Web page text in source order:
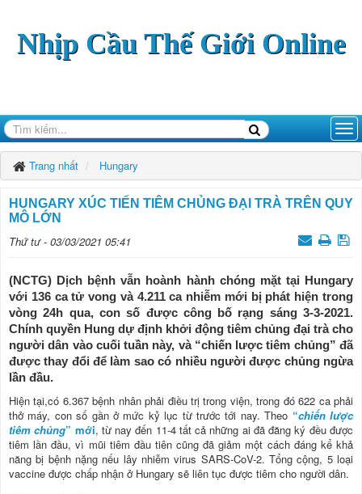
Nhịp Cầu Thế Giới Online
Trang nhất Hungary
HUNGARY XÚC TIẾN TIÊM CHỦNG ĐẠI TRÀ TRÊN QUY
MÔ LỚN
Thứ tư - 03/03/2021 05:41
(NCTG) Dịch bệnh vẫn hoành hành chóng mặt tại Hungary
với 136 ca tử vong và 4.211 ca nhiễm mới bị phát hiện trong
vòng 24h qua, con số được công bố rạng sáng 3-3-2021.
Chính quyền Hung dự định khởi động tiêm chủng đại trà cho
người dân vào cuối tuần này, và “chiến lược tiêm chủng” đã
được thay đổi để làm sao có nhiều người được chủng ngừa
lần đầu.
Hiện tại,có 6.367 bệnh nhân phải điều trị trong viện, trong đó 622 ca phải
thở máy, con số gần ở mức kỷ lục từ trước tới nay. Theo “chiến lược
tiêm chủng” mới, từ nay đến 11-4 tất cả những ai đã đăng ký đều được
tiêm lần đầu, vì mũi tiêm đầu tiên cũng đã giảm một cách đáng kể khả
năng bị bệnh nặng nếu lây nhiễm virus SARS-CoV-2. Tổng cộng, 5 loại
vaccine được chấp nhận ở Hungary sẽ liên tục được tiêm cho người dân.